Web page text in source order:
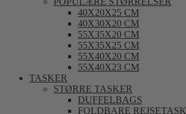
40X20X25 CM
40X30X20 CM
55X35X20 CM
55X35X25 CM
55X40X20 CM
55X40X23 CM
TASKER
STØRRE TASKER
DUFFELBAGS
FOLDBARE